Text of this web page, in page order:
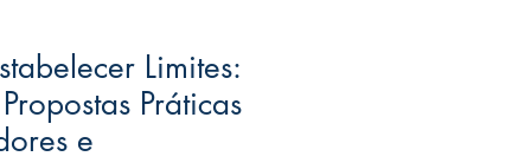
Limites:
Práticas
e